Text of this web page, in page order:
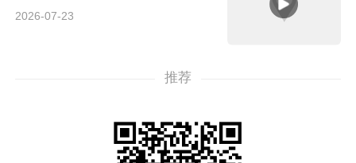
2026-07-23
推荐